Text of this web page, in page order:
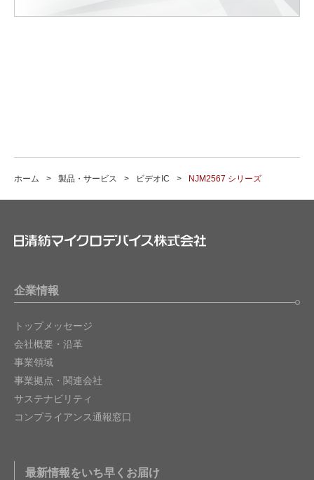
ホーム 製品・サービス ビデオIC NJM2567 シリーズ
企業情報
トップメッセージ
会社概要・沿革
事業領域
事業拠点・関連会社
サステナビリティ
コンプライアンス通報窓口
最新情報をいち早くお届け